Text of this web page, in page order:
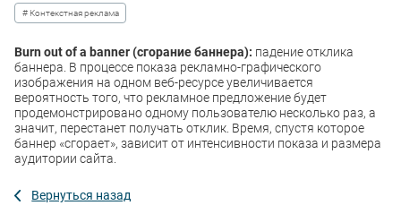
# Контекстная реклама
Burn out of a banner (сгорание баннера): падение отклика
баннера. В процессе показа рекламно-графического
изображения на одном веб-ресурсе увеличивается
вероятность того, что рекламное предложение будет
продемонстрировано одному пользователю несколько раз, а
значит, перестанет получать отклик. Время, спустя которое
баннер «сгорает», зависит от интенсивности показа и размера
аудитории сайта.
Вернуться назад